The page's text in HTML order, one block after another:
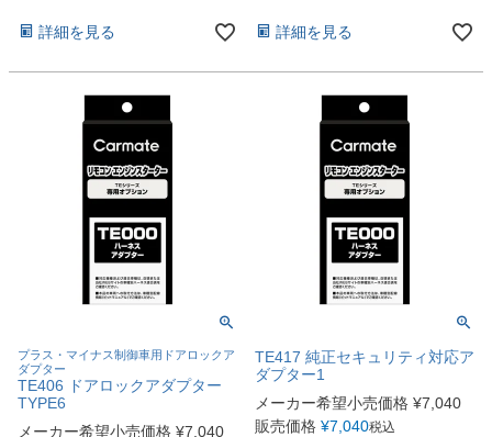
詳細を見る 詳細を見る
プラス・マイナス制御車用ドアロックア
ダプター
TE406 ドアロックアダプター
TYPE6
メーカー希望小売価格 ¥7,040
TE417 純正セキュリティ対応ア
ダプター1
メーカー希望小売価格 ¥7,040
販売価格 ¥7,040税込